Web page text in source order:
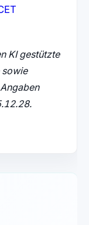
KI gestützte
sowie